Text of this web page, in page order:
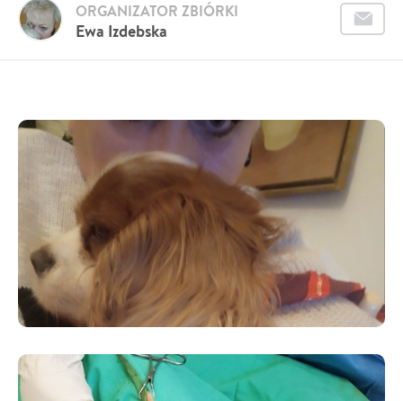
Ewa Izdebska
ORGANIZATOR ZBIÓRKI